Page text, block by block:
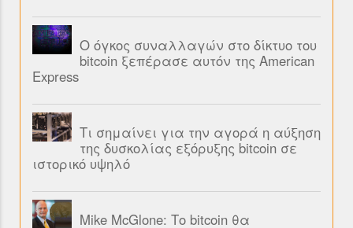
Ο όγκος συναλλαγών στο δίκτυο του
bitcoin ξεπέρασε αυτόν της American
Express
Τι σημαίνει για την αγορά η αύξηση
της δυσκολίας εξόρυξης bitcoin σε
ιστορικό υψηλό
Mike McGlone: Το bitcoin θα